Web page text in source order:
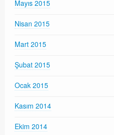
Mayıs 2015
Nisan 2015
Mart 2015
Şubat 2015
Ocak 2015
Kasım 2014
Ekim 2014